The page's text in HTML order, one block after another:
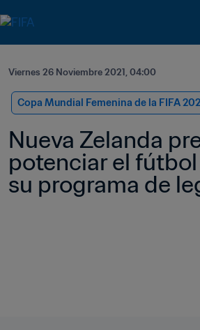
Viernes 26 Noviembre 2021, 04:00
Copa Mundial Femenina de la FIFA
Nueva Zelanda
potenciar el
su programa de